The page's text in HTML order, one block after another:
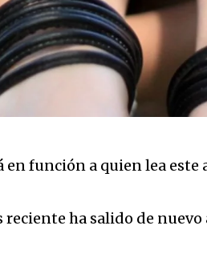
en función a quien lea
ha salido de